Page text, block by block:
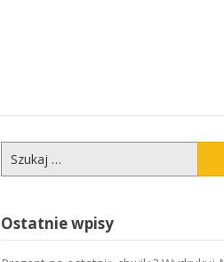
Szukaj:
Ostatnie wpisy